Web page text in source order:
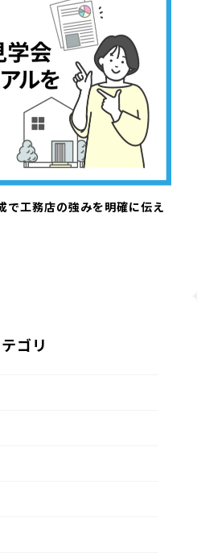
で工務店の強みを明確に伝え
ゴリ